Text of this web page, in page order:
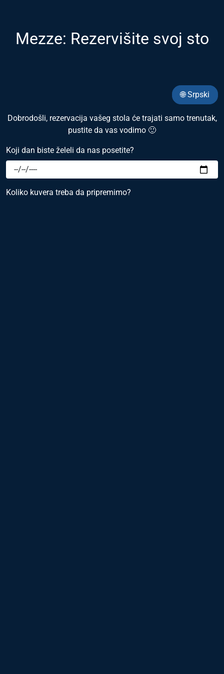
Mezze: Rezervišite svoj sto
🌐 Srpski
Dobrodošli, rezervacija vašeg stola će trajati samo trenutak,
pustite da vas vodimo 🙂
Koji dan biste želeli da nas posetite?
Koliko kuvera treba da pripremimo?